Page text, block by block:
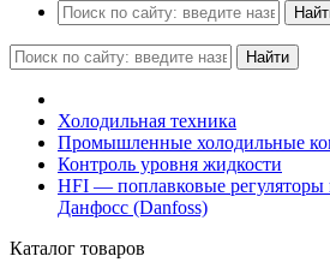
Найти
Холодильная техника
Промышленные холодильные
Контроль уровня жидкости
HFI — поплавковые регуляторы
Данфосс (Danfoss)
Каталог товаров